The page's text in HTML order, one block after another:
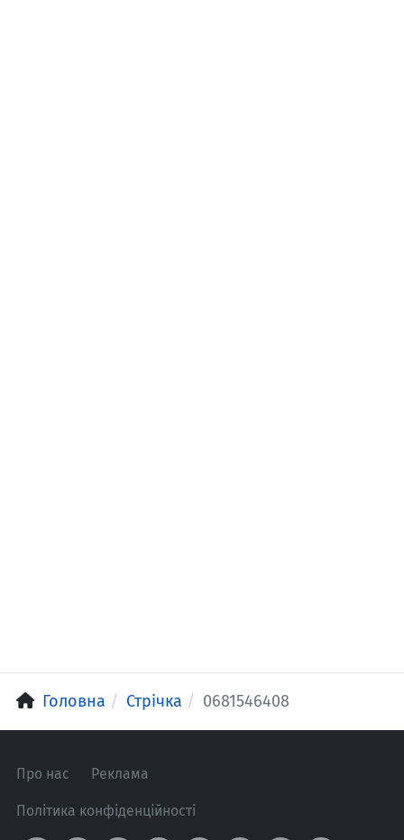
Головна Стрічка 0681546408
Про нас Реклама
Політика конфіденційності